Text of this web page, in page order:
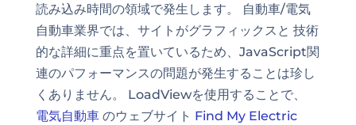
読み込み時間の領域で発生します。 自動車/電気
自動車業界では、サイトがグラフィックスと 技術
的な詳細に重点を置いているため、JavaScript関
連のパフォーマンスの問題が発生することは珍し
くありません。 LoadViewを使用することで、
電気自動車のウェブサイト Find My Electric